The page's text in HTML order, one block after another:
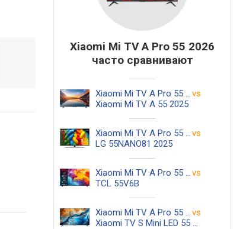
Xiaomi Mi TV A Pro 55 2026
часто сравнивают
Xiaomi Mi TV A Pro 55 2026vs
Xiaomi Mi TV A 55 2025
Xiaomi Mi TV A Pro 55 2026vs
LG 55NANO81 2025
Xiaomi Mi TV A Pro 55 2026vs
TCL 55V6B
Xiaomi Mi TV A Pro 55 2026vs
Xiaomi TV S Mini LED 55 2025